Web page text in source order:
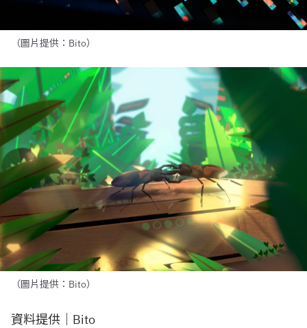
（圖片提供：Bito）
（圖片提供：Bito）
資料提供｜Bito